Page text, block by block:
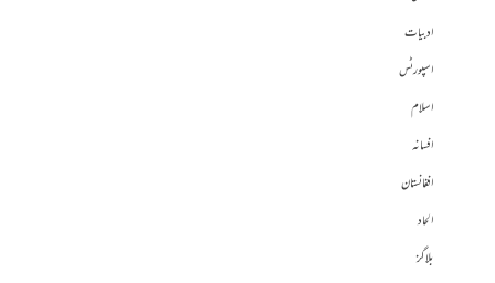
ادبیات
اسپورٹس
اسلام
افسانہ
افغانستان
الحاد
بلاگز